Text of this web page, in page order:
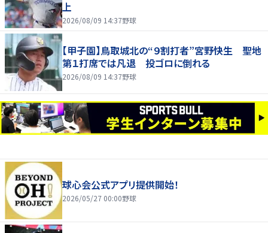
上
2026/08/09 14:37野球
【甲子園】鳥取城北の“９割打者”宮野快生 聖地
第１打席では凡退 投ゴロに倒れる
2026/08/09 14:37野球
球心会公式アプリ提供開始！
2026/05/27 00:00野球